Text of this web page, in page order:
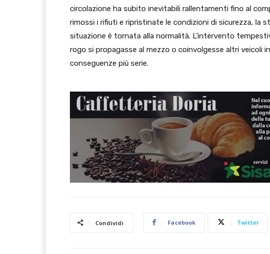
circolazione ha subito inevitabili rallentamenti fino al
rimossi i rifiuti e ripristinate le condizioni di sicurezza, la
situazione è tornata alla normalità. L’intervento
rogo si propagasse al mezzo o coinvolgesse altri veicoli
conseguenze più serie.
Condividi Facebook Twitter